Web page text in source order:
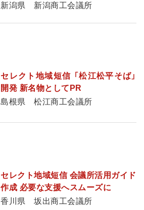
新潟県 新潟商工会議所
セレクト地域短信 「松江松平そば」
開発 新名物としてPR
島根県 松江商工会議所
セレクト地域短信 会議所活用ガイド
作成 必要な支援へスムーズに
香川県 坂出商工会議所